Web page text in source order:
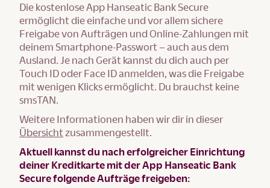
Die kostenlose App Hanseatic Bank Secure
ermöglicht die einfache und vor allem sichere
Freigabe von Aufträgen und Online-Zahlungen mit
deinem Smartphone-Passwort – auch aus dem
Ausland. Je nach Gerät kannst du dich auch per
Touch ID oder Face ID anmelden, was die Freigabe
mit wenigen Klicks ermöglicht. Du brauchst keine
smsTAN.
Weitere Informationen haben wir dir in dieser
Übersicht zusammengestellt.
Aktuell kannst du nach erfolgreicher Einrichtung
deiner Kreditkarte mit der App Hanseatic Bank
Secure folgende Aufträge freigeben: